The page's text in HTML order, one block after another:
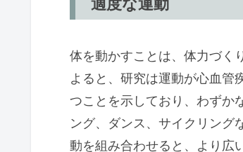
体を動かすことは、体力づく
よると、研究は運動が心血管
つことを示しており、わずか
ング、ダンス、サイクリング
動を組み合わせると、より広